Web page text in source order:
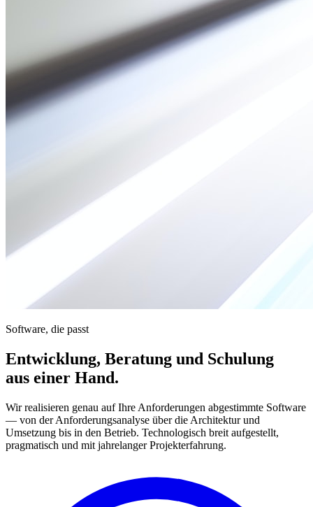
Software, die passt
Entwicklung, Beratung und Schulung
aus einer Hand.
Wir realisieren genau auf Ihre Anforderungen abgestimmte Software
— von der Anforderungsanalyse über die Architektur und
Umsetzung bis in den Betrieb. Technologisch breit aufgestellt,
pragmatisch und mit jahrelanger Projekterfahrung.